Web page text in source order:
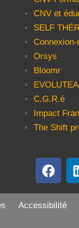
CNV et
SELF
Orsys
Bloomr
C.G.R.é
Impact
The Shift
Accessibilité